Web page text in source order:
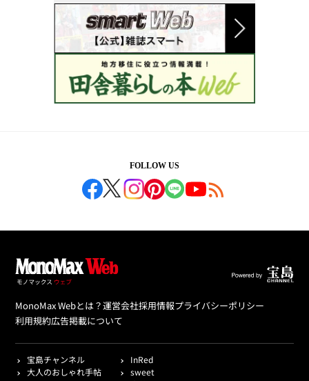
FOLLOW US
MonoMax Webとは？運営会社採用情報プライバシーポリシー
利用規約広告掲載について
宝島チャンネル
InRed
大人のおしゃれ手帖
sweet